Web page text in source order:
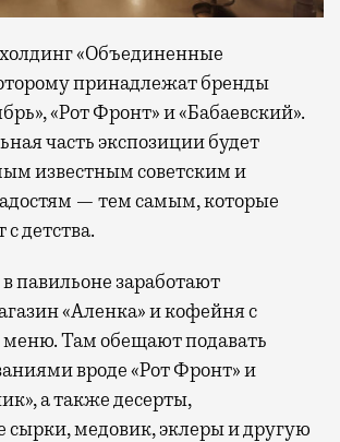
«Объединенные
принадлежат бренды
«Рот Фронт» и «Бабаевский».
часть экспозиции будет
известным советским и
— тем самым, которые
детства.
павильоне заработают
«Аленка» и кофейня с
Там обещают подавать
вроде «Рот Фронт» и
а также десерты,
сырки, медовик, эклеры и другую